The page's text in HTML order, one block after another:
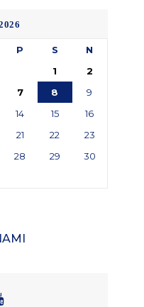
P S
N
1
2
7 8
9
14 15
16
21 22
23
28 29
30